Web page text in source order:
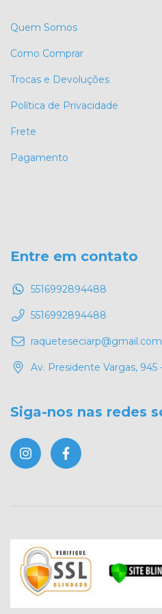
Quem Somos
Como Comprar
Trocas e Devoluções
Política de Privacidade
Frete
Pagamento
Entre em contato
5516992894488
5516992894488
raqueteseciarp@gmail.com
Av. Presidente Vargas, 945
Siga-nos nas redes